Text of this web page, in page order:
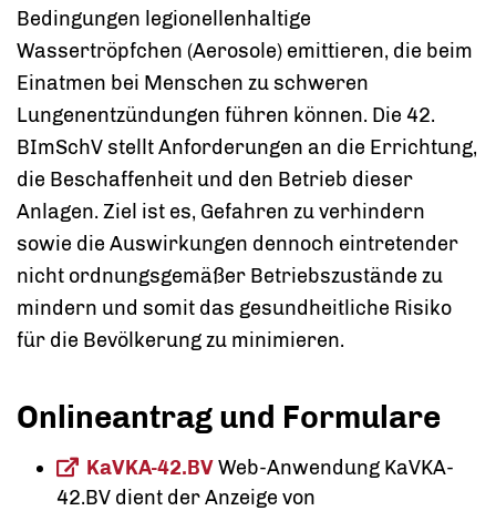
Bedingungen legionellenhaltige
Wassertröpfchen (Aerosole) emittieren, die beim
Einatmen bei Menschen zu schweren
Lungenentzündungen führen können. Die 42.
BImSchV stellt Anforderungen an die Errichtung,
die Beschaffenheit und den Betrieb dieser
Anlagen. Ziel ist es, Gefahren zu verhindern
sowie die Auswirkungen dennoch eintretender
nicht ordnungsgemäßer Betriebszustände zu
mindern und somit das gesundheitliche Risiko
für die Bevölkerung zu minimieren.
Onlineantrag und Formulare
KaVKA-42.BVWeb-Anwendung KaVKA-
42.BV dient der Anzeige von